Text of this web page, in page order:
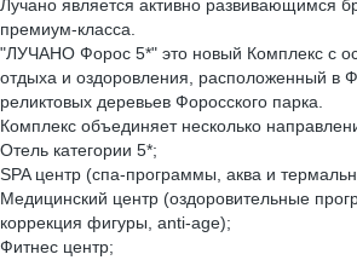
Лучано является активно развивающимся
премиум-класса.
"ЛУЧАНО Форос 5*" это новый Комплекс с
отдыха и оздоровления, расположенный в
реликтовых деревьев Форосского парка.
Комплекс объединяет несколько
Отель категории 5*;
SPA центр (спа-программы, аква и
Медицинский центр (оздоровительные
коррекция фигуры, anti-age);
Фитнес центр;